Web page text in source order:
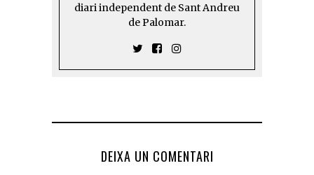
diari independent de Sant Andreu
de Palomar.
DEIXA UN COMENTARI